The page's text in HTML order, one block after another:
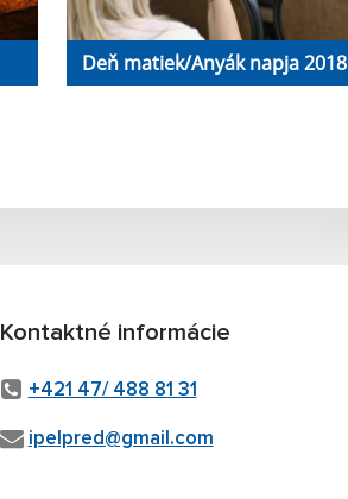
Deň matiek/Anyák napja 2018
Kontaktné informácie
+421 47/ 488 81 31
ipelpred@gmail.com